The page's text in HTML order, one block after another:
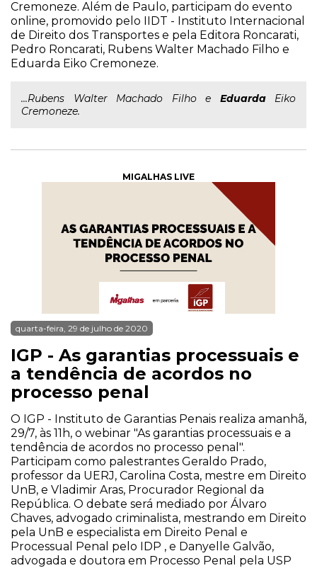
Cremoneze. Além de Paulo, participam do evento
online, promovido pelo IIDT - Instituto Internacional
de Direito dos Transportes e pela Editora Roncarati,
Pedro Roncarati, Rubens Walter Machado Filho e
Eduarda Eiko Cremoneze.
...Rubens Walter Machado Filho e EduardaEiko
Cremoneze.
MIGALHAS LIVE
quarta-feira, 29 de julho de 2020
IGP - As garantias processuais e
a tendência de acordos no
processo penal
O IGP - Instituto de Garantias Penais realiza amanhã,
29/7, às 11h, o webinar "As garantias processuais e a
tendência de acordos no processo penal".
Participam como palestrantes Geraldo Prado,
professor da UERJ, Carolina Costa, mestre em Direito
UnB, e Vladimir Aras, Procurador Regional da
República. O debate será mediado por Álvaro
Chaves, advogado criminalista, mestrando em Direito
pela UnB e especialista em Direito Penal e
Processual Penal pelo IDP , e Danyelle Galvão,
advogada e doutora em Processo Penal pela USP